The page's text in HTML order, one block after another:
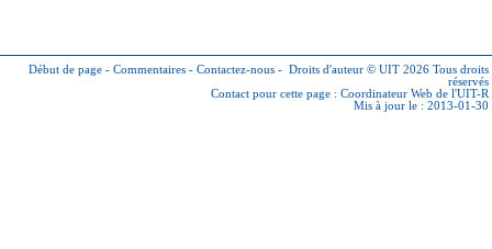
Début de page - Commentaires - Contactez-nous - Droits d'auteur © UIT 2026 Tous droits
réservés
Contact pour cette page : Coordinateur Web de l'UIT-R
Mis à jour le : 2013-01-30